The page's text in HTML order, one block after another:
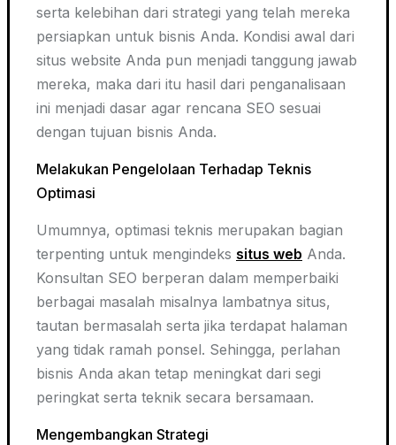
serta kelebihan dari strategi yang telah mereka
persiapkan untuk bisnis Anda. Kondisi awal dari
situs website Anda pun menjadi tanggung jawab
mereka, maka dari itu hasil dari penganalisaan
ini menjadi dasar agar rencana SEO sesuai
dengan tujuan bisnis Anda.
Melakukan Pengelolaan Terhadap Teknis
Optimasi
Umumnya, optimasi teknis merupakan bagian
terpenting untuk mengindeks situs web Anda.
Konsultan SEO berperan dalam memperbaiki
berbagai masalah misalnya lambatnya situs,
tautan bermasalah serta jika terdapat halaman
yang tidak ramah ponsel. Sehingga, perlahan
bisnis Anda akan tetap meningkat dari segi
peringkat serta teknik secara bersamaan.
Mengembangkan Strategi